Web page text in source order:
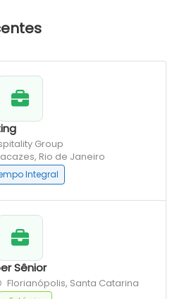
Group
Rio de Janeiro
Integral
Sênior
Florianópolis, Santa Catarina